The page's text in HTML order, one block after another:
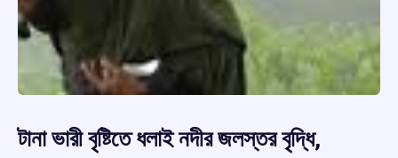
টানা ভারী বৃষ্টিতে ধলাই নদীর জলস্তর বৃদ্ধি,